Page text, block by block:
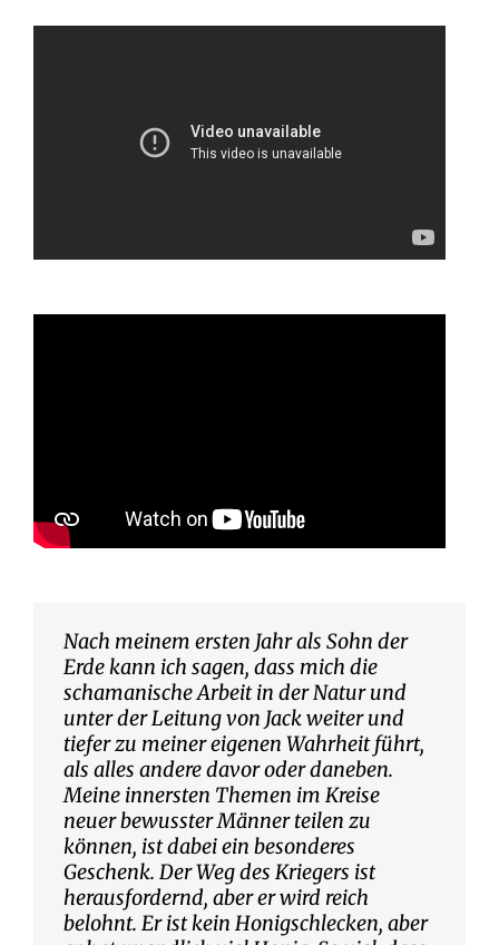
Nach meinem ersten Jahr als Sohn der
Erde kann ich sagen, dass mich die
schamanische Arbeit in der Natur und
unter der Leitung von Jack weiter und
tiefer zu meiner eigenen Wahrheit führt,
als alles andere davor oder daneben.
Meine innersten Themen im Kreise
neuer bewusster Männer teilen zu
können, ist dabei ein besonderes
Geschenk. Der Weg des Kriegers ist
herausfordernd, aber er wird reich
belohnt. Er ist kein Honigschlecken, aber